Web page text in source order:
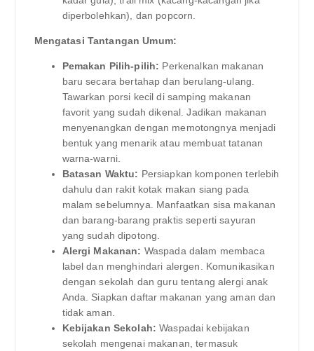
diperbolehkan), dan popcorn.
Mengatasi Tantangan Umum:
Pemakan Pilih-pilih: Perkenalkan makanan
baru secara bertahap dan berulang-ulang.
Tawarkan porsi kecil di samping makanan
favorit yang sudah dikenal. Jadikan makanan
menyenangkan dengan memotongnya menjadi
bentuk yang menarik atau membuat tatanan
warna-warni.
Batasan Waktu: Persiapkan komponen terlebih
dahulu dan rakit kotak makan siang pada
malam sebelumnya. Manfaatkan sisa makanan
dan barang-barang praktis seperti sayuran
yang sudah dipotong.
Alergi Makanan: Waspada dalam membaca
label dan menghindari alergen. Komunikasikan
dengan sekolah dan guru tentang alergi anak
Anda. Siapkan daftar makanan yang aman dan
tidak aman.
Kebijakan Sekolah: Waspadai kebijakan
sekolah mengenai makanan, termasuk